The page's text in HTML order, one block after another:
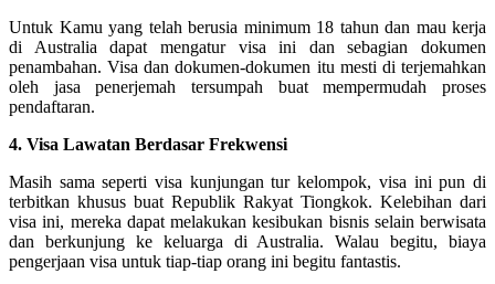
Untuk Kamu yang telah berusia minimum 18 tahun dan mau kerja
di Australia dapat mengatur visa ini dan sebagian dokumen
penambahan. Visa dan dokumen-dokumen itu mesti di terjemahkan
oleh jasa penerjemah tersumpah buat mempermudah proses
pendaftaran.
4. Visa Lawatan Berdasar Frekwensi
Masih sama seperti visa kunjungan tur kelompok, visa ini pun di
terbitkan khusus buat Republik Rakyat Tiongkok. Kelebihan dari
visa ini, mereka dapat melakukan kesibukan bisnis selain berwisata
dan berkunjung ke keluarga di Australia. Walau begitu, biaya
pengerjaan visa untuk tiap-tiap orang ini begitu fantastis.